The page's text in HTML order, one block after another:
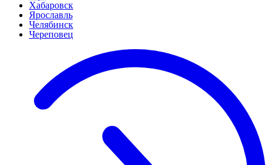
Хабаровск
Ярославль
Челябинск
Череповец